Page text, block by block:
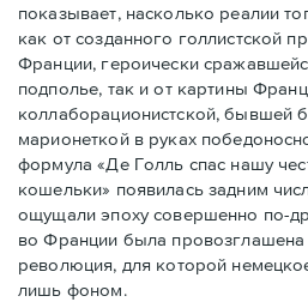
показывает, насколько реалии
как от созданного голлистской
Франции, героически
подполье, так и от картины
коллаборационистской, бывшей
марионеткой в руках
формула «Де Голль спас нашу
кошельки» появилась задним
ощущали эпоху совершенно по-
во Франции была провозглашена
революция, для которой
лишь фоном.